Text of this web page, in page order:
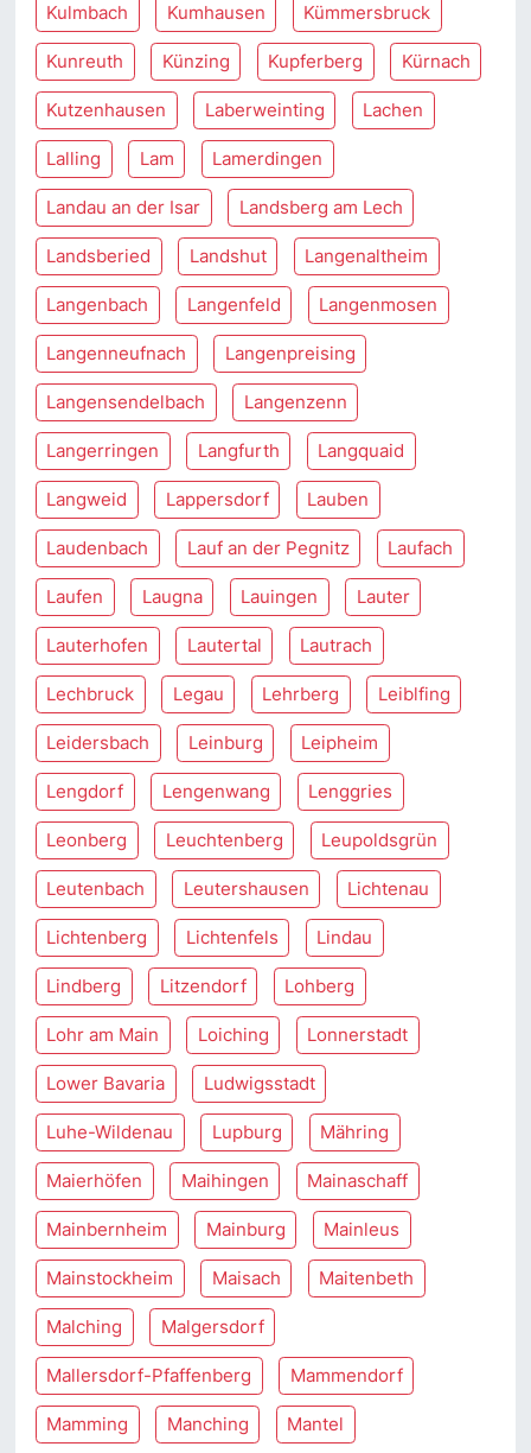
Kulmbach Kumhausen Kümmersbruck
Kunreuth Künzing Kupferberg Kürnach
Kutzenhausen Laberweinting Lachen
Lalling Lam Lamerdingen
Landau an der Isar Landsberg am Lech
Landsberied Landshut Langenaltheim
Langenbach Langenfeld Langenmosen
Langenneufnach Langenpreising
Langensendelbach Langenzenn
Langerringen Langfurth Langquaid
Langweid Lappersdorf Lauben
Laudenbach Lauf an der Pegnitz Laufach
Laufen Laugna Lauingen Lauter
Lauterhofen Lautertal Lautrach
Lechbruck Legau Lehrberg Leiblfing
Leidersbach Leinburg Leipheim
Lengdorf Lengenwang Lenggries
Leonberg Leuchtenberg Leupoldsgrün
Leutenbach Leutershausen Lichtenau
Lichtenberg Lichtenfels Lindau
Lindberg Litzendorf Lohberg
Lohr am Main Loiching Lonnerstadt
Lower Bavaria Ludwigsstadt
Luhe-Wildenau Lupburg Mähring
Maierhöfen Maihingen Mainaschaff
Mainbernheim Mainburg Mainleus
Mainstockheim Maisach Maitenbeth
Malching Malgersdorf
Mallersdorf-Pfaffenberg Mammendorf
Mamming Manching Mantel